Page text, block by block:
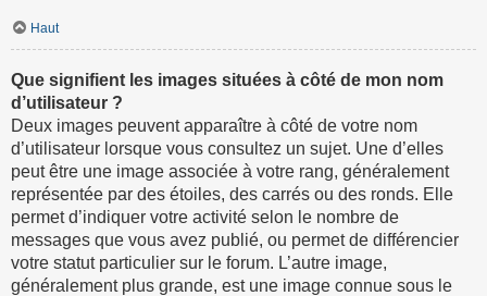
Haut
Que signifient les images situées à côté de mon nom
d’utilisateur ?
Deux images peuvent apparaître à côté de votre nom
d’utilisateur lorsque vous consultez un sujet. Une d’elles
peut être une image associée à votre rang, généralement
représentée par des étoiles, des carrés ou des ronds. Elle
permet d’indiquer votre activité selon le nombre de
messages que vous avez publié, ou permet de différencier
votre statut particulier sur le forum. L’autre image,
généralement plus grande, est une image connue sous le